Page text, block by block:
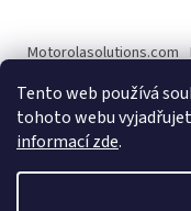
Tento web používá
tohoto webu
informací zde.
Motorolasolutions.com